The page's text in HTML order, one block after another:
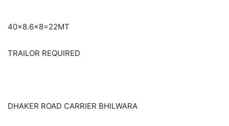
40×8.6×8=22MT
TRAILOR REQUIRED
DHAKER ROAD CARRIER BHILWARA